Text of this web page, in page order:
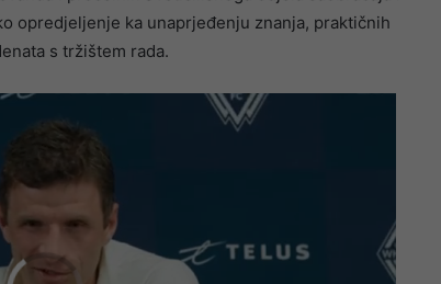
opredjeljenje ka unaprjeđenju znanja, praktičnih
s tržištem rada.